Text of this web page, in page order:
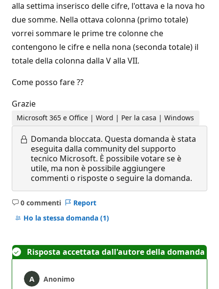
alla settima inserisco delle cifre, l'ottava e la nova ho
due somme. Nella ottava colonna (primo totale)
vorrei sommare le prime tre colonne che
contengono le cifre e nella nona (seconda totale) il
totale della colonna dalla V alla VII.
Come posso fare ??
Grazie
Microsoft 365 e Office | Word | Per la casa | Windows
Domanda bloccata. Questa domanda è stata
eseguita dalla community del supporto
tecnico Microsoft. È possibile votare se è
utile, ma non è possibile aggiungere
commenti o risposte o seguire la domanda.
0 commenti
Nessun
commento
Report
Ho la stessa domanda (1)
Risposta accettata dall'autore della domanda
Anonimo